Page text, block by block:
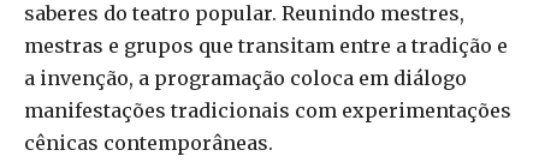
saberes do teatro popular. Reunindo mestres,
mestras e grupos que transitam entre a tradição e
a invenção, a programação coloca em diálogo
manifestações tradicionais com experimentações
cênicas contemporâneas.